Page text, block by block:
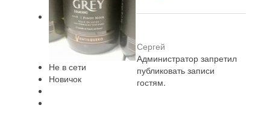
Не в сети
Новичок
Сергей
Администратор запретил
публиковать записи
гостям.